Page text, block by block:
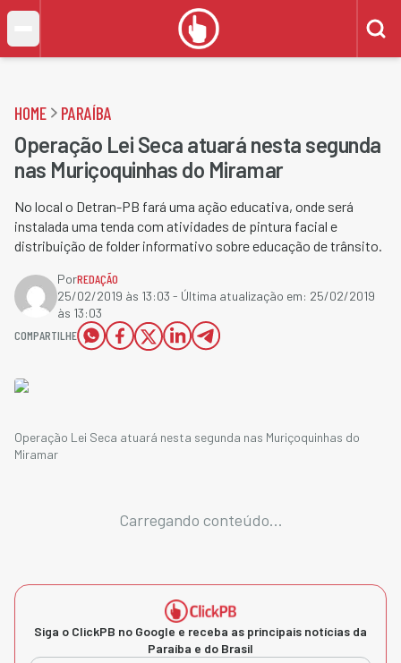
HOME PARAÍBA
Operação Lei Seca atuará nesta segunda
nas Muriçoquinhas do Miramar
No local o Detran-PB fará uma ação educativa, onde será
instalada uma tenda com atividades de pintura facial e
distribuição de folder informativo sobre educação de trânsito.
PorREDAÇÃO
25/02/2019 às 13:03 - Última atualização em: 25/02/2019
às 13:03
COMPARTILHE
Operação Lei Seca atuará nesta segunda nas Muriçoquinhas do
Miramar
Carregando conteúdo...
Siga o ClickPB no Google e receba as principais notícias da
Paraíba e do Brasil